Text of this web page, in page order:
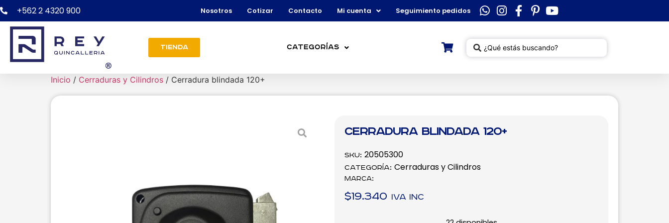
+562 2 4320 900 Nosotros Cotizar Contacto Mi cuenta Seguimiento pedidos
Tienda Categorías
Inicio / Cerraduras y Cilindros / Cerradura blindada 120+
Cerradura blindada 120+
SKU: 20505300
Categoría: Cerraduras y Cilindros
Marca:
$19.340 IVA inc